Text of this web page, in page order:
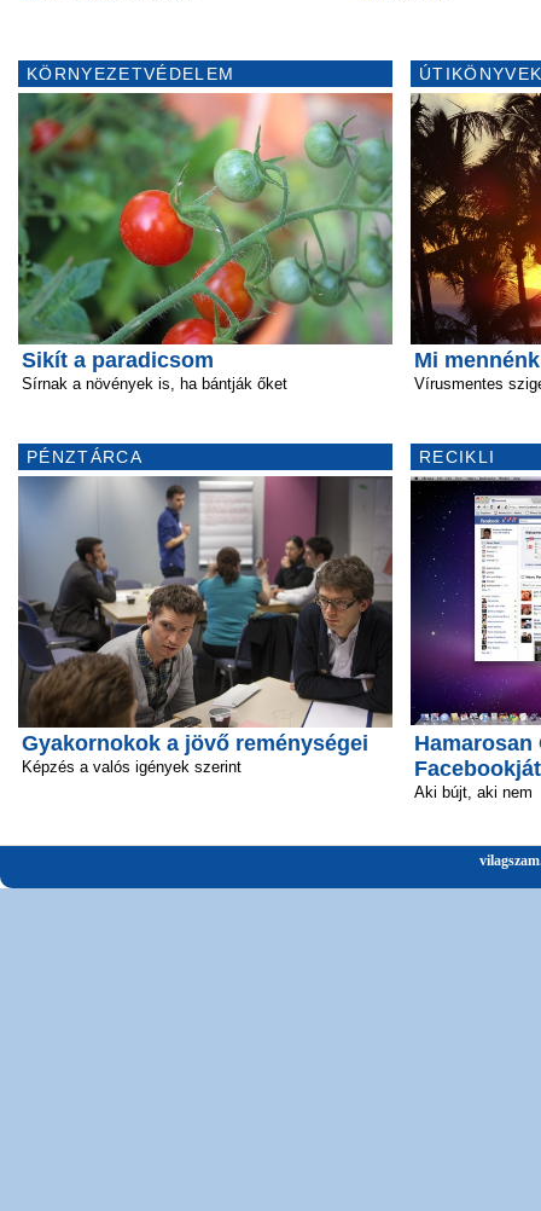
KÖRNYEZETVÉDELEM
Sikít a paradicsom
Sírnak a növények is, ha bántják őket
PÉNZTÁRCA
Gyakornokok a jövő reménységei
Képzés a valós igények szerint
Mi
Vírusmentes
RECIKLI
Aki bújt, aki nem